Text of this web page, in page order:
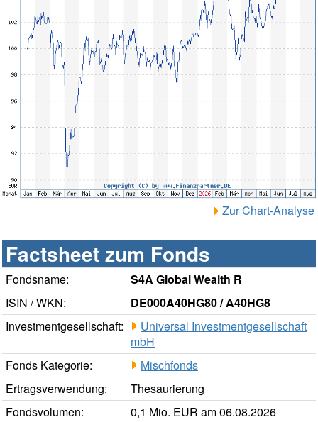
Zur Chart-Analyse
Factsheet zum Fonds
Fondsname:
S4A Global Wealth R
ISIN / WKN:
DE000A40HG80 / A40HG8
Investmentgesellschaft:
Universal Investmentgesellschaft
mbH
Fonds Kategorie:
Mischfonds
Ertragsverwendung:
Thesaurierung
Fondsvolumen:
0,1 Mio. EUR am 06.08.2026